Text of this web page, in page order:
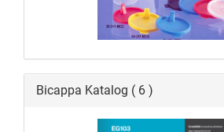
Bicappa Katalog ( 6 )